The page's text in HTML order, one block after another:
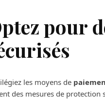
pour
les moyens de
des mesures de protection